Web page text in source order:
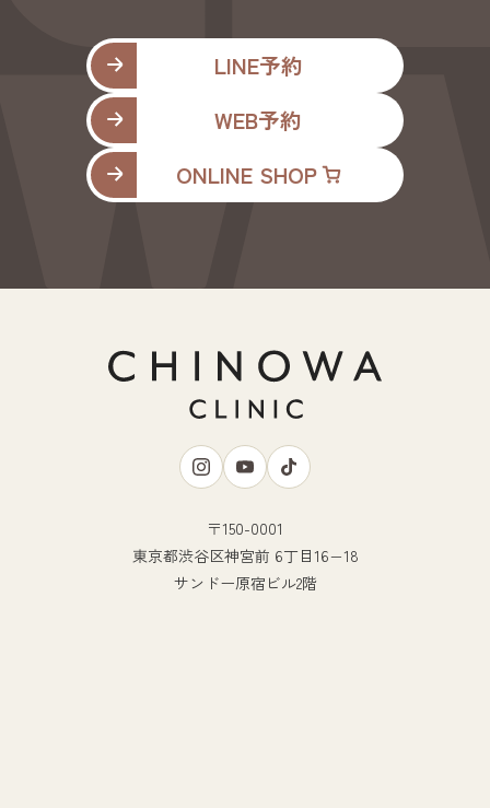
LINE予約
WEB予約
ONLINE SHOP
〒150-0001
東京都渋谷区神宮前 6丁目16−18
サンドー原宿ビル2階